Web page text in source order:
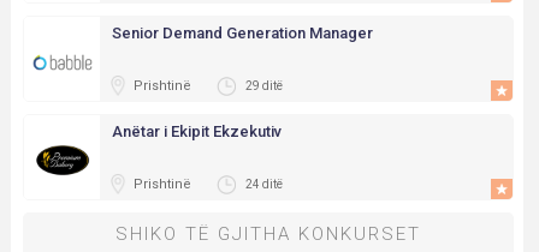
Senior Demand Generation Manager
Prishtinë 29 ditë
Anëtar i Ekipit Ekzekutiv
Prishtinë 24 ditë
SHIKO TË GJITHA KONKURSET